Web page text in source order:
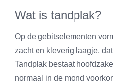
Wat is tandplak?
Op de gebitselementen
zacht en kleverig laagje,
Tandplak bestaat
normaal in de mond